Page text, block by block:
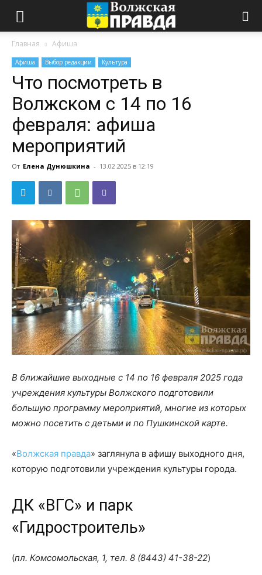
Главная Афиша
Афиша Выбор редакции Культура
Что посмотреть в
Волжском с 14 по 16
февраля: афиша
мероприятий
От Елена Дунюшкина - 13.02.2025 в 12:19
В ближайшие выходные с 14 по 16 февраля 2025 года
учреждения культуры Волжского подготовили
большую программу мероприятий, многие из которых
можно посетить с детьми и по Пушкинской карте.
«Волжская правда» заглянула в афишу выходного дня,
которую подготовили учреждения культуры города.
ДК «ВГС» и парк
«Гидростроитель»
(пл. Комсомольская, 1, тел. 8 (8443) 41-38-22)